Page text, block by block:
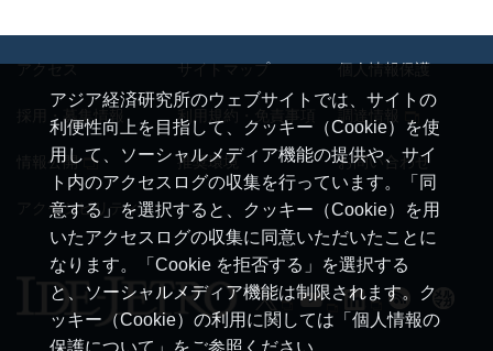
アジア経済研究所のウェブサイトでは、サイトの
利便性向上を目指して、クッキー（Cookie）を使
用して、ソーシャルメディア機能の提供や、サイ
ト内のアクセスログの収集を行っています。「同
意する」を選択すると、クッキー（Cookie）を用
いたアクセスログの収集に同意いただいたことに
なります。「Cookie を拒否する」を選択する
と、ソーシャルメディア機能は制限されます。ク
ッキー（Cookie）の利用に関しては「個人情報の
保護について」をご参照ください。
アクセス サイトマップ 個人情報保護
採用・募集情報 利用規約・免責事項
情報公開 推奨環境 お問い合わせ
アクセシビリティ